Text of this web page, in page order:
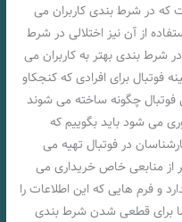
که در شرط بندی کاربران می
از آن نیز اختلالی در شرط
شرط بندی بهتر به کاربران می
فوتبال برای افرادی که کنجکاو
چگونه ساخته می شوند
می شود باید بگوییم که
در فوتبال تهیه می
از منابعی خاص خریداری می
و فرم هایی که این اطلاعات را
اما برای قطعی شدن شرط بندی